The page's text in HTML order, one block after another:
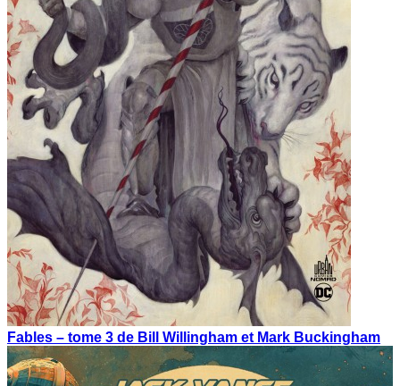
Fables – tome 3 de Bill Willingham et Mark Buckingham